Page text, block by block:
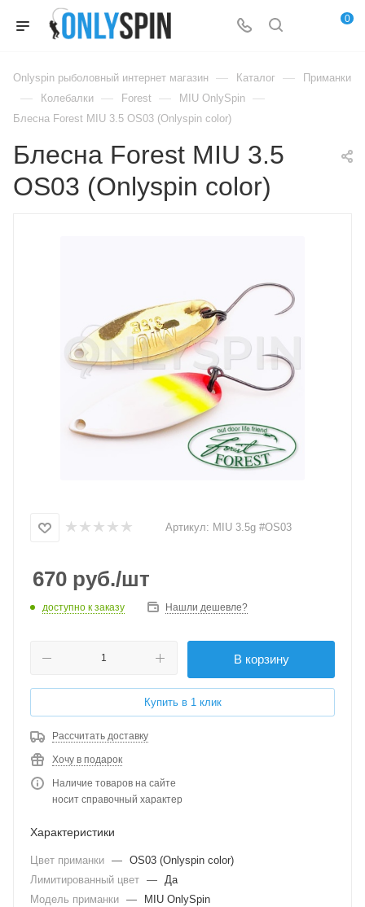
0
Onlyspin рыболовный интернет магазин — Каталог — Приманки
— Колебалки — Forest — MIU OnlySpin —
Блесна Forest MIU 3.5 OS03 (Onlyspin color)
Блесна Forest MIU 3.5
OS03 (Onlyspin color)
Артикул: MIU 3.5g #OS03
670 руб./шт
доступно к заказу Нашли дешевле?
В корзину
Купить в 1 клик
Рассчитать доставку
Хочу в подарок
Наличие товаров на сайте
носит справочный характер
Характеристики
Цвет приманки — OS03 (Onlyspin color)
Лимитированный цвет — Да
Модель приманки —
MIU OnlySpin